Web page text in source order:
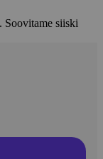
Soovitame siiski